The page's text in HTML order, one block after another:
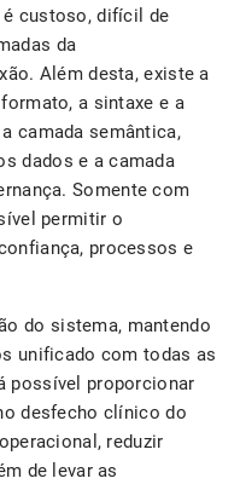
custoso, difícil de
da
Além desta, existe a
a sintaxe e a
camada semântica,
dados e a camada
Somente com
permitir o
processos e
do sistema, mantendo
unificado com todas as
possível proporcionar
desfecho clínico do
reduzir
de levar as